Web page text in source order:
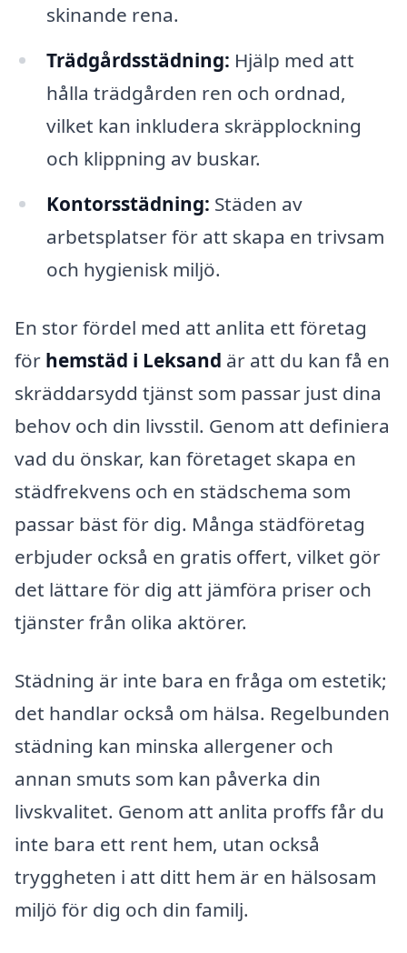
skinande rena.
Trädgårdsstädning: Hjälp med att
hålla trädgården ren och ordnad,
vilket kan inkludera skräpplockning
och klippning av buskar.
Kontorsstädning: Städen av
arbetsplatser för att skapa en trivsam
och hygienisk miljö.
En stor fördel med att anlita ett företag
för hemstäd i Leksand är att du kan få en
skräddarsydd tjänst som passar just dina
behov och din livsstil. Genom att definiera
vad du önskar, kan företaget skapa en
städfrekvens och en städschema som
passar bäst för dig. Många städföretag
erbjuder också en gratis offert, vilket gör
det lättare för dig att jämföra priser och
tjänster från olika aktörer.
Städning är inte bara en fråga om estetik;
det handlar också om hälsa. Regelbunden
städning kan minska allergener och
annan smuts som kan påverka din
livskvalitet. Genom att anlita proffs får du
inte bara ett rent hem, utan också
tryggheten i att ditt hem är en hälsosam
miljö för dig och din familj.